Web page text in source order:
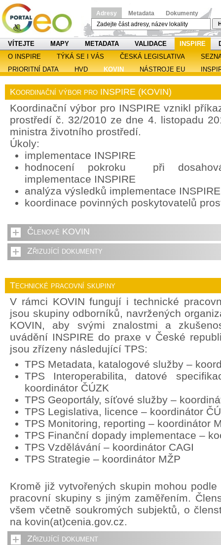
Adresy Metadata Dokumenty
VÍTEJTE MAPY METADATA VALIDACE INSPIRE
O INSPIRE
TÝKÁ SE I VÁS ČESKÁ LEGISLATIVA
PRIORITNÍ DATA
HVD KOVIN NÁSTROJE EU
Koordinační výbor pro INSPIRE (KOVIN)
Koordinační výbor pro INSPIRE vznikl
prostředí č. 32/2010 ze dne 4. listopadu
ministra životního prostředí.
Úkoly:
implementace INSPIRE
hodnocení pokroku při
implementace INSPIRE
analýza výsledků implementace INSPIRE
koordinace povinných poskytovatelů
Členové KOVIN
Zřizující dokumenty
Technické pracovní skupiny
V rámci KOVIN fungují i technické
jsou skupiny odborníků, navržených
KOVIN, aby svými znalostmi a
uvádění INSPIRE do praxe v České
jsou zřízeny následující TPS:
TPS Metadata, katalogové služby –
TPS Interoperabilita, datové
koordinátor ČÚZK
TPS Geoportály, síťové služby –
TPS Legislativa, licence – koordinátor
TPS Monitoring, reporting – koordinátor
TPS Finanční dopady implementace –
TPS Vzdělávání – koordinátor CAGI
TPS Strategie – koordinátor MŽP
Kromě již vytvořených skupin mohou
pracovní skupiny s jiným zaměřením.
všem včetně soukromých subjektů, o
na kovin(at)cenia.gov.cz.
Zřizující dokument